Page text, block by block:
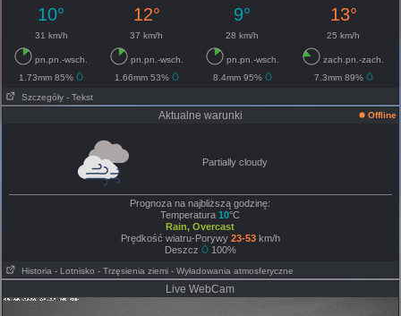
10° 12° 9° 13°
31 km/h 37 km/h 28 km/h 25 km/h
pn.pn.-wsch. pn.pn.-wsch. pn.pn.-wsch.
zach.pn.-zach.
1.73mm 85%
1.66mm 53% 8.4mm 95%
7.3mm 89%
Szczegóły - Tekst
Aktualne warunki Offline
Partially cloudy
Prognoza na najbliższą godzinę:
Temperatura10°C
Rain, Overcast
Prędkość wiatru-Porywy 23-53km/h
Deszcz
100%
Historia - Lotnisko - Trzęsienia ziemi - Wyładowania atmosferyczne
Live WebCam